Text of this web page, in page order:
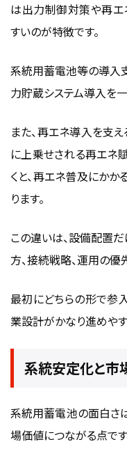
は出力制御対策や再
すいのが特徴です。
系統用蓄電池等の導入
力貯蔵システム導入を
また、再エネ導入を支
に上乗せされる再エネ
くと、再エネ普及にか
ります。
この違いは、設備配置
方、接続戦略、運用の優
最初にどちらの形で参
業設計がかなり進めやす
系統安定化と市
系統用蓄電池の面白さ
場価値につながる点です